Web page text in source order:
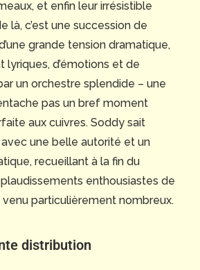
et enfin leur irrésistible
là, c’est une succession de
grande tension dramatique,
d’émotions et de
un orchestre splendide – une
pas un bref moment
aux cuivres. Soddy sait
avec une belle autorité et un
recueillant à la fin du
enthousiastes de
venu particulièrement nombreux.
distribution